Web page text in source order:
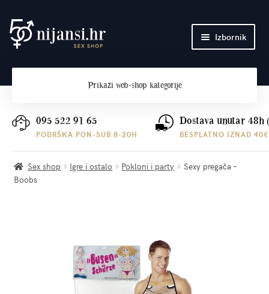
Preskoči
na
Skoči
do
Izbornik
Plaćanje i dostava
Prikaži web-shop kategorije
095 522 91 65
PODRŠKA PON-SUB 8-20H
Dostava unutar 48h
BESPLATNO IZNAD 40€
Sex shop Igre i ostalo Pokloni i party
Sexy pregača –
Boobs